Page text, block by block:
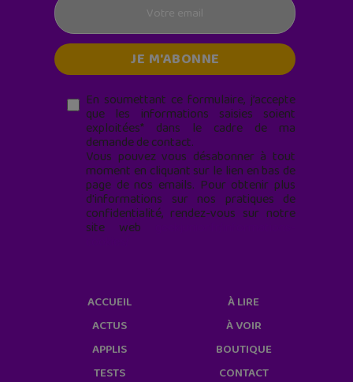
En soumettant ce formulaire, j’accepte
que les informations saisies soient
exploitées* dans le cadre de ma
demande de contact.
Vous pouvez vous désabonner à tout
moment en cliquant sur le lien en bas de
page de nos emails. Pour obtenir plus
d'informations sur nos pratiques de
confidentialité, rendez-vous sur notre
site web
ACCUEIL
ACTUS
APPLIS
TESTS
À LIRE
À VOIR
BOUTIQUE
CONTACT